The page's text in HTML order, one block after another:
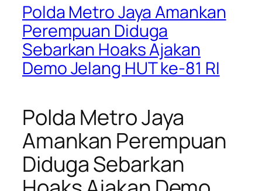
Polda Metro Jaya Amankan
Perempuan Diduga
Sebarkan Hoaks Ajakan
Demo Jelang HUT ke-81 RI
Polda Metro Jaya
Amankan Perempuan
Diduga Sebarkan